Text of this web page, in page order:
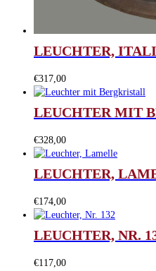
LEUCHTER,
€317,00
LEUCHTER MIT
€328,00
LEUCHTER,
€174,00
LEUCHTER, NR.
€117,00